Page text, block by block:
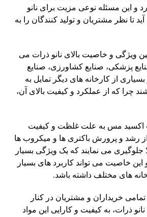
و این مسئله نوعی مزیت برای نانو
تا نظر مشتریان و تولید کنندگان را به
ویژگی و خاصیت بالای نانو ذرات می
پزشکی، صنایع کشاورزی، صنایع
بسیاری از کارخانه های دیگر تمایل به
چرا که از عملکرد و کیفیت بالای آن،
اکسید مس به علت غلظت و کیفیت
از رشد و پرورش باکتری ها و میکروب ها
جلوگیری می نمایند که یک ویژگی بسیار
خاصیت می تواند کاربرد های بسیار
های مختلف داشته باشد.
خریداران و مشتریان در کنار
ذرات، به کیفیت و کارایی این مواد